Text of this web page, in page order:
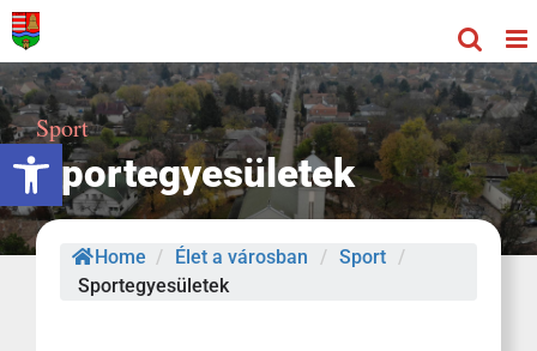
Eszköztár megnyitása
Kihagyás
Sport
Sportegyesületek
Home / Élet a városban / Sport /
Sportegyesületek